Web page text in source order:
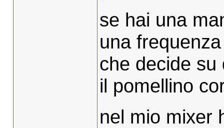
se hai una
una
che decide su
il pomellino
nel mio mixer